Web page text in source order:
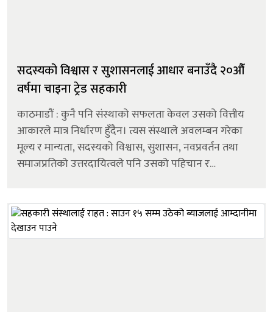
सदस्यको विश्वास र सुशासनलाई आधार बनाउँदै २०औँ
वर्षमा चाइना ट्रेड सहकारी
काठमाडौं : कुनै पनि संस्थाको सफलता केवल उसको वित्तीय
आकारले मात्र निर्धारण हुँदैन। त्यस संस्थाले अवलम्बन गरेका
मूल्य र मान्यता, सदस्यको विश्वास, सुशासन, नवप्रवर्तन तथा
समाजप्रतिको उत्तरदायित्वले पनि उसको पहिचान र